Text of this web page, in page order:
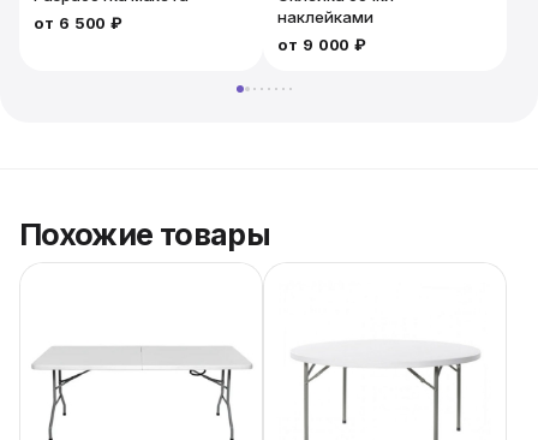
от 6 500 ₽
наклейками
от 9 000 ₽
Похожие товары